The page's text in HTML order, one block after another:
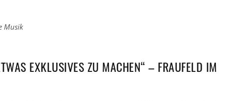
Musik
EXKLUSIVES ZU MACHEN“ – FRAUFELD IM